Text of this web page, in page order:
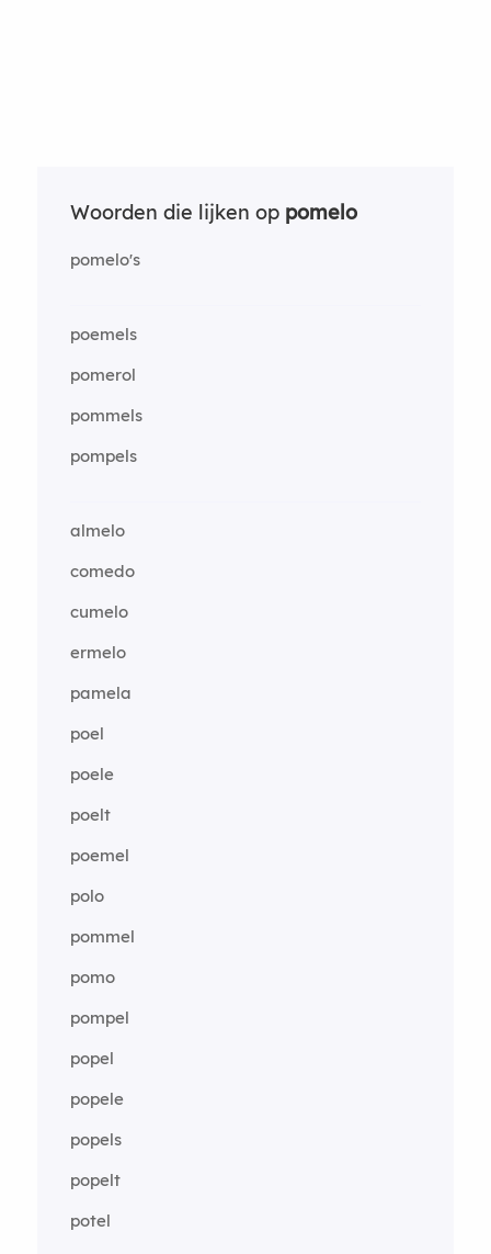
Woorden die lijken op pomelo
pomelo's
poemels
pomerol
pommels
pompels
almelo
comedo
cumelo
ermelo
pamela
poel
poele
poelt
poemel
polo
pommel
pomo
pompel
popel
popele
popels
popelt
potel